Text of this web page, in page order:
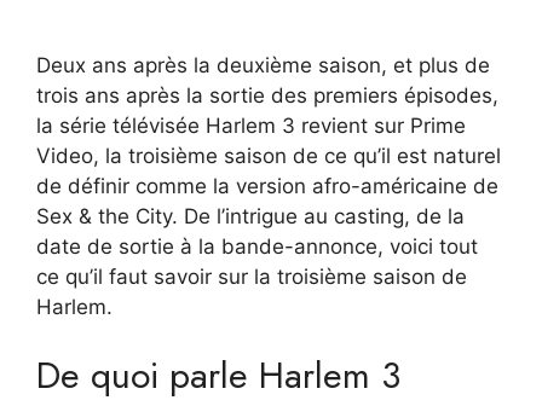
Deux ans après la deuxième saison, et plus de
trois ans après la sortie des premiers épisodes,
la série télévisée Harlem 3 revient sur Prime
Video, la troisième saison de ce qu’il est naturel
de définir comme la version afro-américaine de
Sex & the City. De l’intrigue au casting, de la
date de sortie à la bande-annonce, voici tout
ce qu’il faut savoir sur la troisième saison de
Harlem.
De quoi parle Harlem 3